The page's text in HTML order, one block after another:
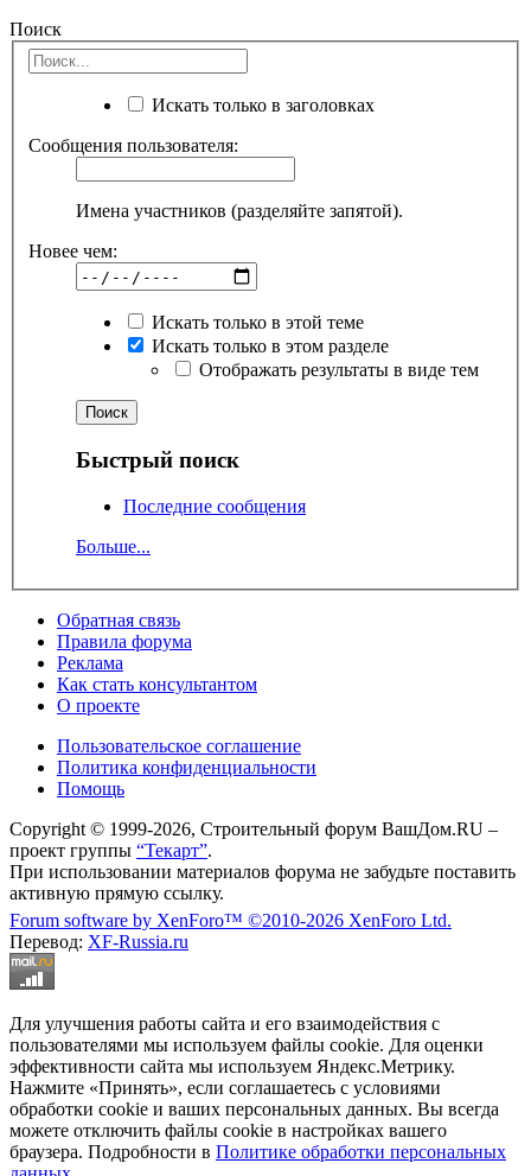
Поиск
Искать только в заголовках
Сообщения пользователя:
Имена участников (разделяйте запятой).
Новее чем:
Искать только в этой теме
Искать только в этом разделе
Отображать результаты в виде тем
Быстрый поиск
Последние сообщения
Больше...
Обратная связь
Правила форума
Реклама
Как стать консультантом
О проекте
Пользовательское соглашение
Политика конфиденциальности
Помощь
Copyright © 1999-2026, Строительный форум ВашДом.RU –
проект группы “Текарт”.
При использовании материалов форума не забудьте поставить
активную прямую ссылку.
Forum software by XenForo™ ©2010-2026 XenForo Ltd.
Перевод: XF-Russia.ru
Для улучшения работы сайта и его взаимодействия с
пользователями мы используем файлы cookie. Для оценки
эффективности сайта мы используем Яндекс.Метрику.
Нажмите «Принять», если соглашаетесь с условиями
обработки cookie и ваших персональных данных. Вы всегда
можете отключить файлы cookie в настройках вашего
браузера. Подробности в Политике обработки персональных